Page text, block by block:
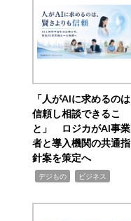
「人がAIに求めるのは
信頼し相談できるこ
と」 ロジカがAI事業
者と導入機関の共通指
針案を策定へ
デジもの ビジネス